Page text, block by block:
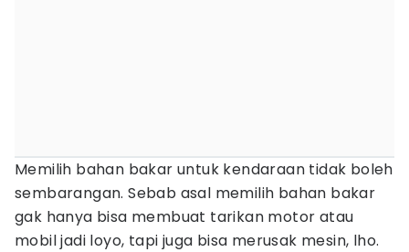
Memilih bahan bakar untuk kendaraan tidak boleh
sembarangan. Sebab asal memilih bahan bakar
gak hanya bisa membuat tarikan motor atau
mobil jadi loyo, tapi juga bisa merusak mesin, lho.